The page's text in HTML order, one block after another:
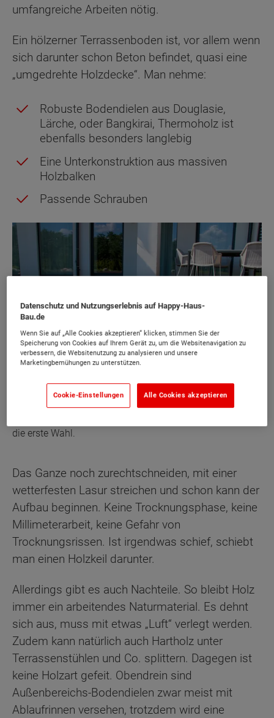
umfangreiche Arbeiten nötig.
Ein hölzerner Terrassenboden ist, vor allem wenn
sich darunter schon Beton befindet, quasi eine
„umgedrehte Holzdecke“. Man nehme:
Robuste Bodendielen aus Douglasie,
Lärche, oder Bangkirai, Thermoholz ist
ebenfalls besonders langlebig
Eine Unterkonstruktion aus massiven
Holzbalken
Passende Schrauben
Natürlich, gemütlich und im Nu verlegt. Hölzerne
die erste Wahl.
Das Ganze noch zurechtschneiden, mit einer
wetterfesten Lasur streichen und schon kann der
Aufbau beginnen. Keine Trocknungsphase, keine
Millimeterarbeit, keine Gefahr von
Trocknungsrissen. Ist irgendwas schief, schiebt
man einen Holzkeil darunter.
Allerdings gibt es auch Nachteile. So bleibt Holz
immer ein arbeitendes Naturmaterial. Es dehnt
sich aus, muss mit etwas „Luft“ verlegt werden.
Zudem kann natürlich auch Hartholz unter
Terrassenstühlen und Co. splittern. Dagegen ist
keine Holzart gefeit. Obendrein sind
Außenbereichs-Bodendielen zwar meist mit
Ablaufrinnen versehen, trotzdem wird eine
Datenschutz und Nutzungserlebnis auf Happy-Haus-
Bau.de
Wenn Sie auf „Alle Cookies akzeptieren“ klicken, stimmen Sie der
Speicherung von Cookies auf Ihrem Gerät zu, um die Websitenavigation zu
verbessern, die Websitenutzung zu analysieren und unsere
Marketingbemühungen zu unterstützen.
Cookie-Einstellungen Alle Cookies akzeptieren